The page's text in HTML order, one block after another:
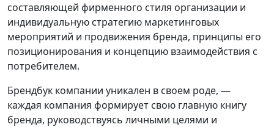
составляющей фирменного стиля организации и
индивидуальную стратегию маркетинговых
мероприятий и продвижения бренда, принципы его
позиционирования и концепцию взаимодействия с
потребителем.
Брендбук компании уникален в своем роде, —
каждая компания формирует свою главную книгу
бренда, руководствуясь личными целями и